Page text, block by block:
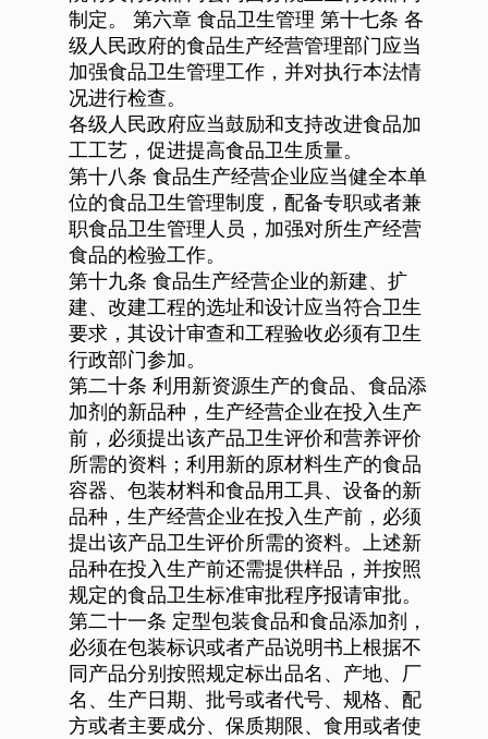
制定。
第六章 食品卫生管理 第十七条 各
级人民政府的食品生产经营管理部门应当
加强食品卫生管理工作，并对执行本法情
况进行检查。
各级人民政府应当鼓励和支持改进食品加
工工艺，促进提高食品卫生质量。
第十八条 食品生产经营企业应当健全本单
位的食品卫生管理制度，配备专职或者兼
职食品卫生管理人员，加强对所生产经营
食品的检验工作。
第十九条 食品生产经营企业的新建、扩
建、改建工程的选址和设计应当符合卫生
要求，其设计审查和工程验收必须有卫生
行政部门参加。
第二十条 利用新资源生产的食品、食品添
加剂的新品种，生产经营企业在投入生产
前，必须提出该产品卫生评价和营养评价
所需的资料；利用新的原材料生产的食品
容器、包装材料和食品用工具、设备的新
品种，生产经营企业在投入生产前，必须
提出该产品卫生评价所需的资料。上述新
品种在投入生产前还需提供样品，并按照
规定的食品卫生标准审批程序报请审批。
第二十一条 定型包装食品和食品添加剂，
必须在包装标识或者产品说明书上根据不
同产品分别按照规定标出品名、产地、厂
名、生产日期、批号或者代号、规格、配
方或者主要成分、保质期限、食用或者使